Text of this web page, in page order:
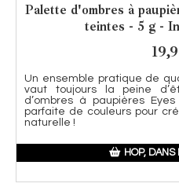
Palette d'ombres à
teintes - 5 g -
Un ensemble pratique de
vaut toujours la peine
d’ombres à paupières
parfaite de couleurs pour
naturelle !
HOP, DANS